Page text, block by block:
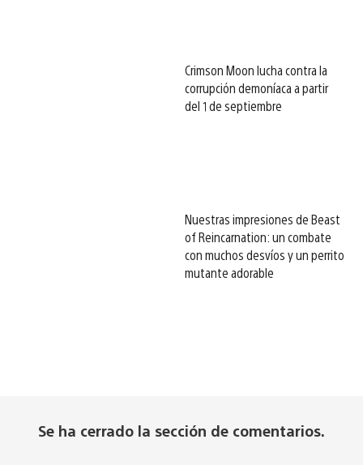
Crimson Moon lucha contra la
corrupción demoníaca a partir
del 1 de septiembre
Nuestras impresiones de Beast
of Reincarnation: un combate
con muchos desvíos y un perrito
mutante adorable
Se ha cerrado la sección de comentarios.